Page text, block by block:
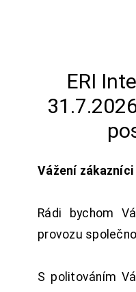
ERI
Vážení
Rádi bychom
provozu
S politováním